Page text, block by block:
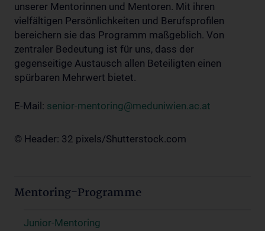
unserer Mentorinnen und Mentoren. Mit ihren
vielfältigen Persönlichkeiten und Berufsprofilen
bereichern sie das Programm maßgeblich. Von
zentraler Bedeutung ist für uns, dass der
gegenseitige Austausch allen Beteiligten einen
spürbaren Mehrwert bietet.
E-Mail: senior-mentoring@meduniwien.ac.at
© Header: 32 pixels/Shutterstock.com
Mentoring-Programme
Junior-Mentoring